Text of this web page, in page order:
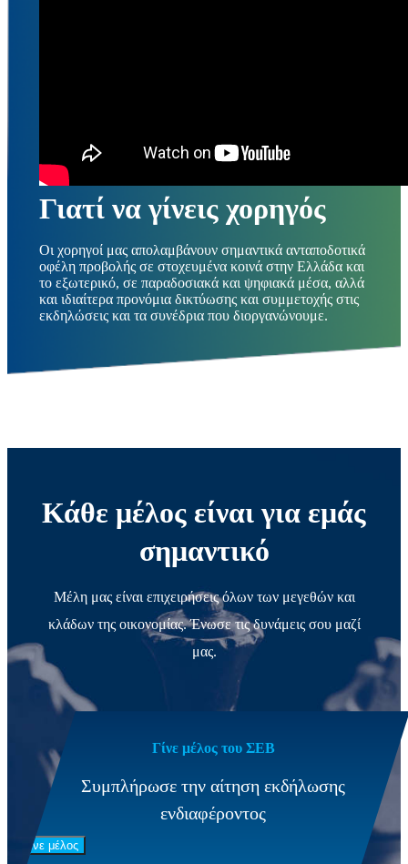
Γιατί να γίνεις χορηγός
Οι χορηγοί μας απολαμβάνουν σημαντικά ανταποδοτικά
οφέλη προβολής σε στοχευμένα κοινά στην Ελλάδα και
το εξωτερικό, σε παραδοσιακά και ψηφιακά μέσα, αλλά
και ιδιαίτερα προνόμια δικτύωσης και συμμετοχής στις
εκδηλώσεις και τα συνέδρια που διοργανώνουμε.
Κάθε μέλος είναι για εμάς
σημαντικό
Μέλη μας είναι επιχειρήσεις όλων των μεγεθών και
κλάδων της οικονομίας. Ένωσε τις δυνάμεις σου μαζί
μας.
Γίνε μέλος του ΣΕΒ
Συμπλήρωσε την αίτηση εκδήλωσης
ενδιαφέροντος
Γίνε μέλος